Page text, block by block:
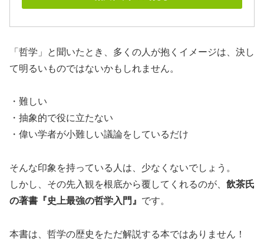
「哲学」と聞いたとき、多くの人が抱くイメージは、決し
て明るいものではないかもしれません。
・難しい
・抽象的で役に立たない
・偉い学者が小難しい議論をしているだけ
そんな印象を持っている人は、少なくないでしょう。
しかし、その先入観を根底から覆してくれるのが、 飲茶氏
の著書『史上最強の哲学入門』 です。
本書は、哲学の歴史をただ解説する本ではありません！